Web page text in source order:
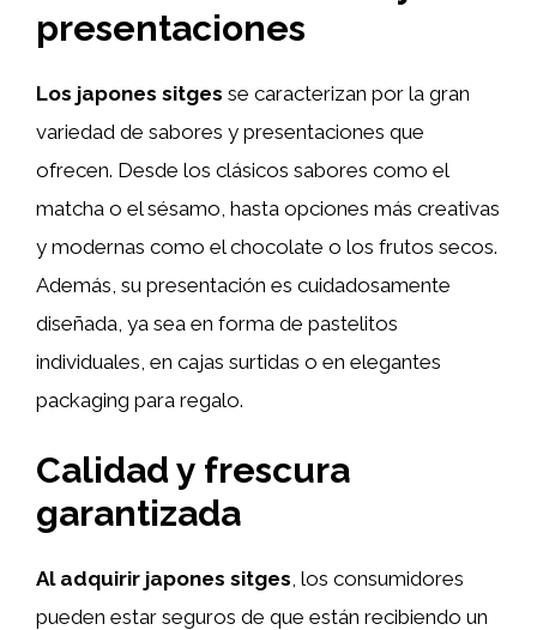
presentaciones
Los japones sitges se caracterizan por la gran
variedad de sabores y presentaciones que
ofrecen. Desde los clásicos sabores como el
matcha o el sésamo, hasta opciones más creativas
y modernas como el chocolate o los frutos secos.
Además, su presentación es cuidadosamente
diseñada, ya sea en forma de pastelitos
individuales, en cajas surtidas o en elegantes
packaging para regalo.
Calidad y frescura
garantizada
Al adquirir japones sitges, los consumidores
pueden estar seguros de que están recibiendo un